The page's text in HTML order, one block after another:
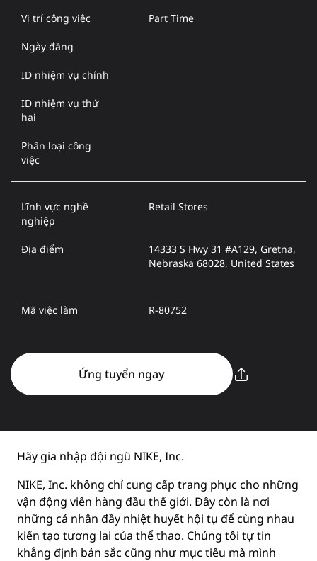
Vị trí công việc Part Time
Ngày đăng
ID nhiệm vụ chính
ID nhiệm vụ thứ
hai
Phân loại công
việc
Lĩnh vực nghề
nghiệp
Retail Stores
Địa điểm
14333 S Hwy 31 #A129, Gretna,
Nebraska 68028, United States
Mã việc làm R-80752
Ứng tuyển ngay
Hãy gia nhập đội ngũ NIKE, Inc.
NIKE, Inc. không chỉ cung cấp trang phục cho những
vận động viên hàng đầu thế giới. Đây còn là nơi
những cá nhân đầy nhiệt huyết hội tụ để cùng nhau
kiến tạo tương lai của thể thao. Chúng tôi tự tin
khẳng định bản sắc cũng như mục tiêu mà mình